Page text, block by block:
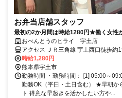
お弁当店舗スタッフ
最初の2か月間は時給1280円★働く女性
に会社からの特典もあり！長～く働ける
おべんとうのヒライ 宇土店
アクセス ＪＲ三角線 宇土西口徒歩約
徒歩約19分、ＪＲ三角線/ＪＲ鹿児島
時給1,280円
熊本県宇土市
勤務時間 ・勤務時間： [1] 05:00～
勤務OK（平日・土日含む） ★早朝か
ト 得意な早起きを活かしたい方や...